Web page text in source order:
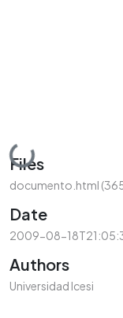
Loading...
Files
documento.html
Date
2009-08-
Authors
Universidad Icesi